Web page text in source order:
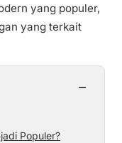
yang populer,
yang terkait
−
Populer?